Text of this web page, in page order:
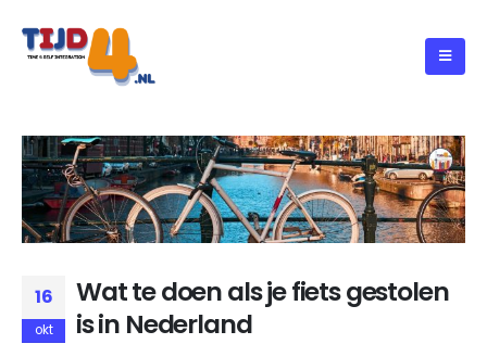
16
okt
Wat te doen als je fiets gestolen
is in Nederland